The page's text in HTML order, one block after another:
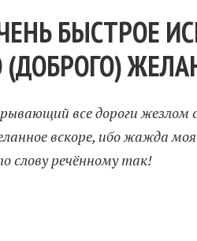
БЫСТРОЕ
все дороги жезлом
вскоре, ибо жажда
слову речённому так!